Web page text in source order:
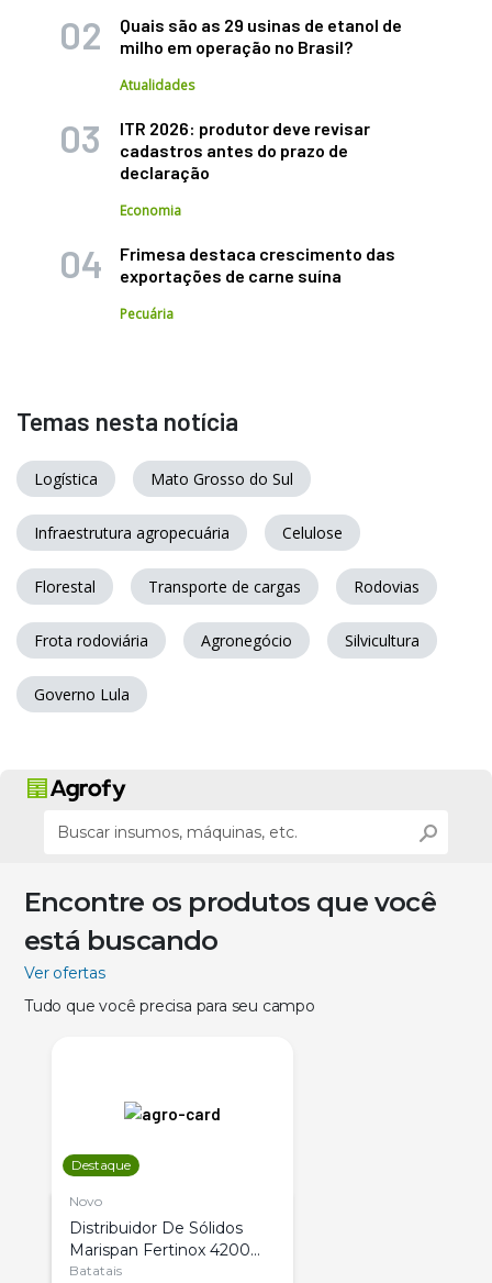
Quais são as 29 usinas de etanol de
milho em operação no Brasil?
Atualidades
ITR 2026: produtor deve revisar
cadastros antes do prazo de
declaração
Economia
Frimesa destaca crescimento das
exportações de carne suína
Pecuária
Temas nesta notícia
Logística Mato Grosso do Sul
Infraestrutura agropecuária Celulose
Florestal Transporte de cargas Rodovias
Frota rodoviária Agronegócio Silvicultura
Governo Lula
Encontre os produtos que você
está buscando
Ver ofertas
Tudo que você precisa para seu campo
Destaque
Novo
Distribuidor De Sólidos
Marispan Fertinox 4200
Citrus
Batatais